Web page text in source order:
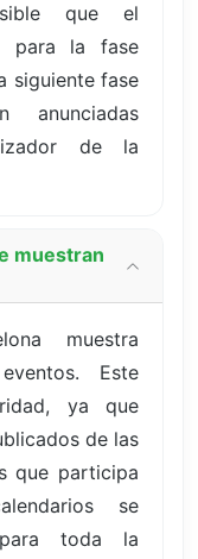
que el
para la fase
siguiente fase
anunciadas
de la
muestran
muestra
Este
ya que
de las
que participa
se
toda la